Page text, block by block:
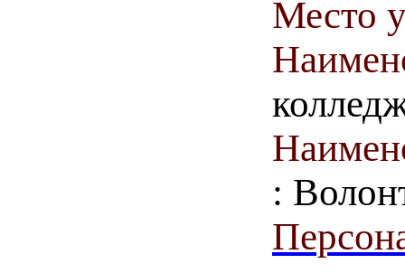
Место
: